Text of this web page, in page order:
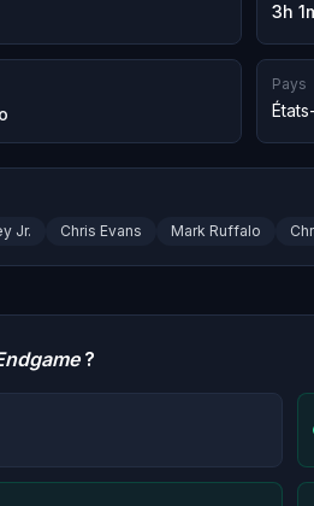
3h
Pays
Jr.
Chris Evans Mark Ruffalo
?